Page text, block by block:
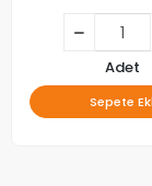
Adet
Sepete